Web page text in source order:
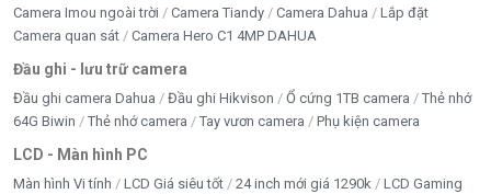
Camera UNV
CARD MÀN HÌNH MỚI - CŨ
CASE - NGUỒN MỚI
chi phí thi công
Camera Imou ngoài trời
Camera Tiandy Camera Dahua
Lắp đặt
Camera quan sát
Camera Hero C1 4MP DAHUA
Đầu ghi - lưu trữ camera
Đầu ghi camera Dahua Đầu ghi Hikvison Ổ cứng 1TB camera
Thẻ nhớ
64G Biwin
Thẻ nhớ camera Tay vươn camera Phụ kiện camera
LCD - Màn hình PC
Màn hình Vi tính LCD Giá siêu tốt 24 inch mới giá 1290k
LCD Gaming